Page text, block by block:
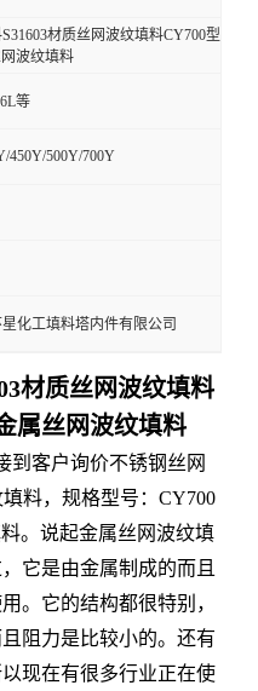
材质丝网波纹填料CY700型
波纹填料
等
450Y/500Y/700Y
化工填料塔内件有限公司
材质丝网波纹填料
属丝网波纹填料
到客户询价不锈钢丝网
料，规格型号：CY700
。说起金属丝网波纹填
它是由金属制成的而且
。它的结构都很特别，
阻力是比较小的。还有
现在有很多行业正在使